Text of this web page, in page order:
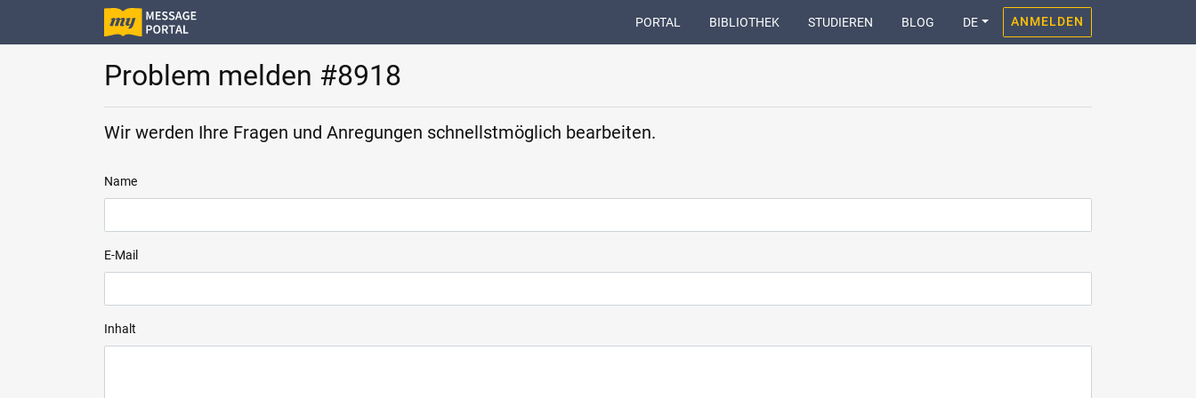
PORTAL (CURRENT)
BIBLIOTHEK STUDIEREN BLOG DE ANMELDEN
Problem melden #8918
Wir werden Ihre Fragen und Anregungen schnellstmöglich bearbeiten.
Name
E-Mail
Inhalt